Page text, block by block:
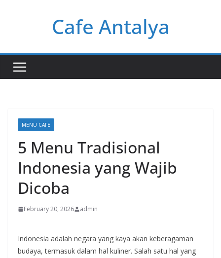
Cafe Antalya
MENU CAFE
5 Menu Tradisional
Indonesia yang Wajib
Dicoba
February 20, 2026 admin
Indonesia adalah negara yang kaya akan keberagaman
budaya, termasuk dalam hal kuliner. Salah satu hal yang